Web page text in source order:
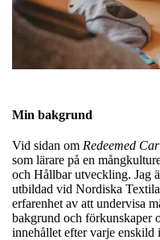
Min bakgrund
Vid sidan om Redeemed
som lärare på en
och Hållbar utveckling. Jag
utbildad vid Nordiska
erfarenhet av att undervisa
bakgrund och förkunskaper
innehållet efter varje